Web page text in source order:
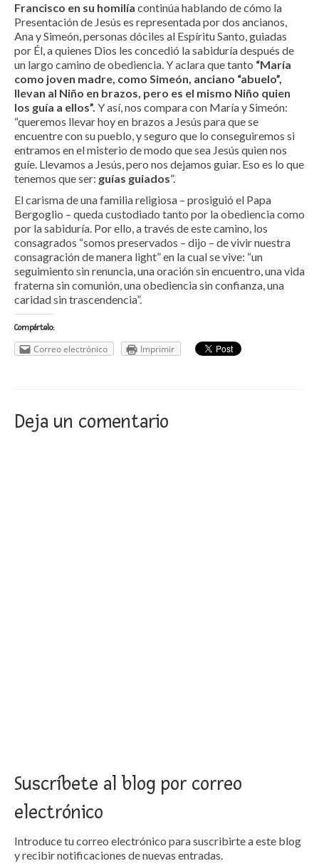
Francisco en su homilía continúa hablando de cómo la
Presentación de Jesús es representada por dos ancianos,
Ana y Simeón, personas dóciles al Espíritu Santo, guiadas
por Él, a quienes Dios les concedió la sabiduría después de
un largo camino de obediencia. Y aclara que tanto “María
como joven madre, como Simeón, anciano “abuelo”,
llevan al Niño en brazos, pero es el mismo Niño quien
los guía a ellos”. Y así, nos compara con María y Simeón:
“queremos llevar hoy en brazos a Jesús para que se
encuentre con su pueblo, y seguro que lo conseguiremos si
entramos en el misterio de modo que sea Jesús quien nos
guíe. Llevamos a Jesús, pero nos dejamos guiar. Eso es lo que
tenemos que ser: guías guiados”.
El carisma de una familia religiosa – prosiguió el Papa
Bergoglio – queda custodiado tanto por la obediencia como
por la sabiduría. Por ello, a través de este camino, los
consagrados “somos preservados – dijo – de vivir nuestra
consagración de manera light” en la cual se vive: “un
seguimiento sin renuncia, una oración sin encuentro, una vida
fraterna sin comunión, una obediencia sin confianza, una
caridad sin trascendencia”.
Compártelo:
Correo electrónico Imprimir
Deja un comentario
Suscríbete al blog por correo
electrónico
Introduce tu correo electrónico para suscribirte a este blog
y recibir notificaciones de nuevas entradas.